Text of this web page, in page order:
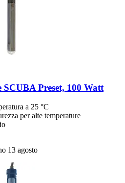
SCUBA Preset, 100 Watt
a 25 °C
per alte temperature
13 agosto